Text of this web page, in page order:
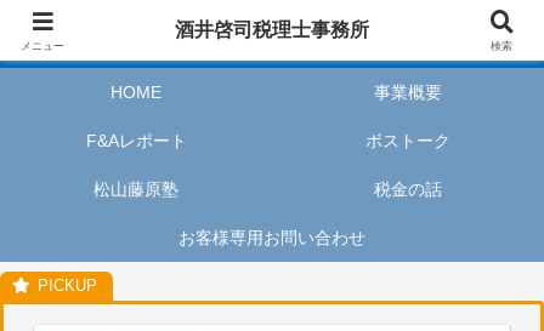
酒井啓司税理士事務所は、お客様が私たちのサービスを利用するときに、安心
HOME 事業概要
F&Aレポート ボストーク
松山藤原塾 税金の話
お客様専用お問い合わせ
メニュー
酒井啓司税理士事務所
検索